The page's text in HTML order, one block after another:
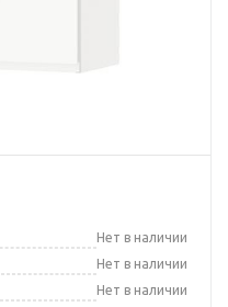
Нет в наличии
Нет в наличии
Нет в наличии